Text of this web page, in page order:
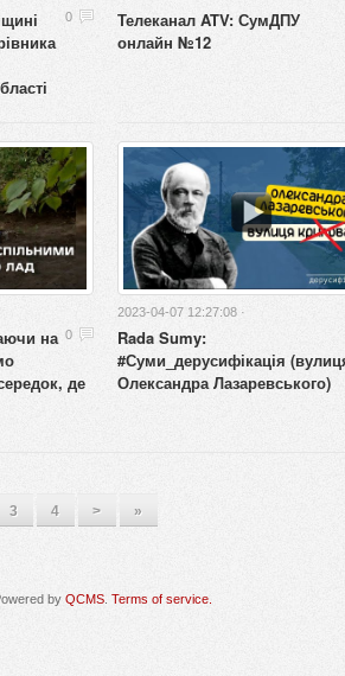
0
Телеканал ATV: СумДПУ
онлайн №12
0
на
де
2023-04-07 12:27:08 ·
Rada Sumy:
#Суми_дерусифікація
Олександра Лазаревського)
3 4 > »
by QCMS Terms of service.